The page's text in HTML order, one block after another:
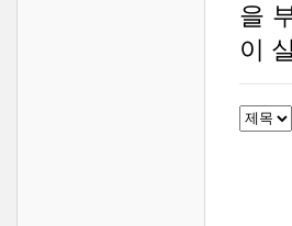
을
이